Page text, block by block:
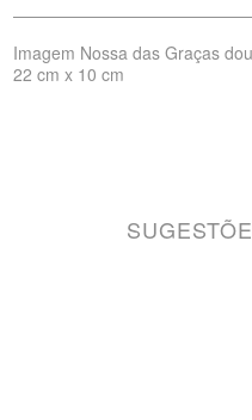
Imagem Nossa das Graças
22 cm x 10 cm